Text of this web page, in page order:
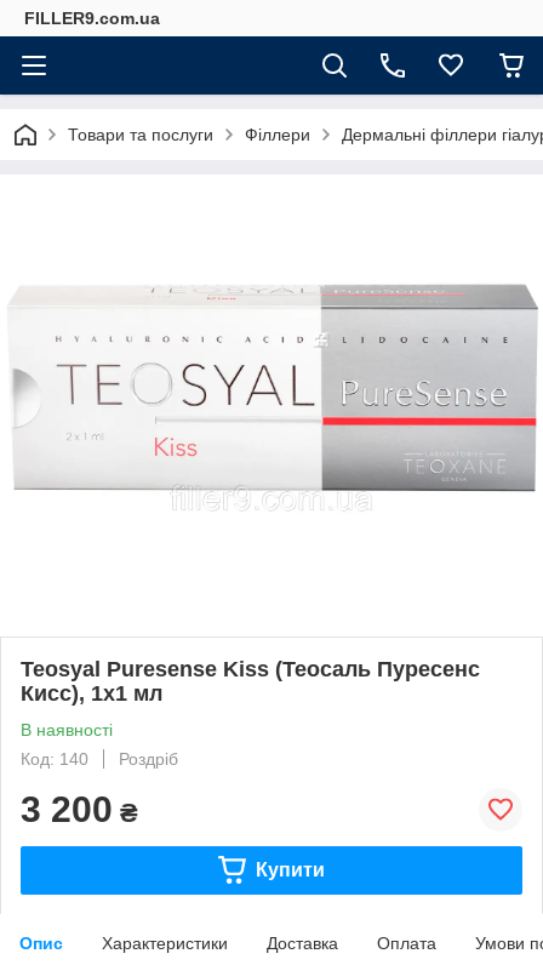
FILLER9.com.ua
Товари та послуги Філлери Дермальні філлери
Teosyal Puresense Kiss (Теосаль Пуресенс
Кисс), 1x1 мл
В наявності
Код: 140
Роздріб
3 200 ₴
Купити
Опис Характеристики Доставка Оплата Умови